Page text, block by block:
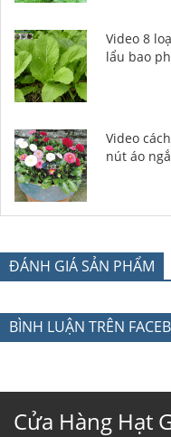
Video 8
lẩu bao
Video
nút áo
ĐÁNH GIÁ SẢN PHẨM
BÌNH LUẬN TRÊN
Cửa Hàng Hạt